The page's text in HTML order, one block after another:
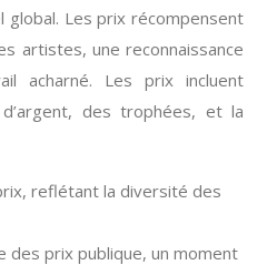
global. Les prix récompensent
artistes, une reconnaissance
acharné. Les prix incluent
des trophées, et la
reflétant la diversité des
des prix publique, un moment